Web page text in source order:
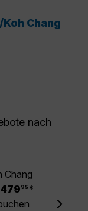
Chang
nach
Chang
479 95 *